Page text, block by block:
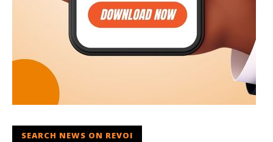
SEARCH NEWS ON REVOI